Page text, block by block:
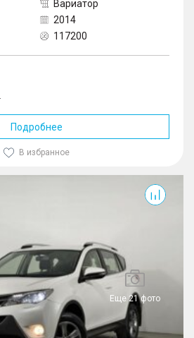
Вариатор
2014
117200
Подробнее
В избранное
Еще 21 фото